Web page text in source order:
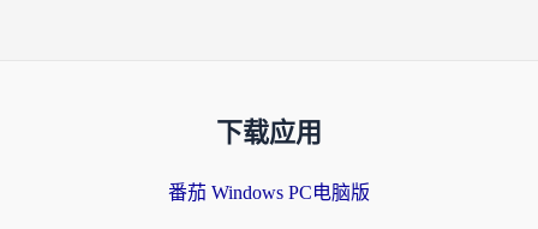
下载应用
番茄 Windows PC电脑版